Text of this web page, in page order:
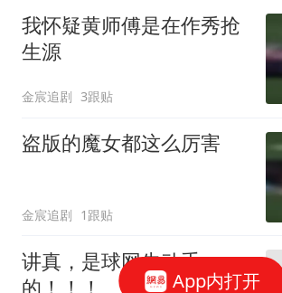
我怀疑黄师傅是在作秀抢
生源
金宸追剧 3跟贴
盗版的魔女都这么厉害
金宸追剧 1跟贴
讲真，是球网先动手
的！！！
App内打开